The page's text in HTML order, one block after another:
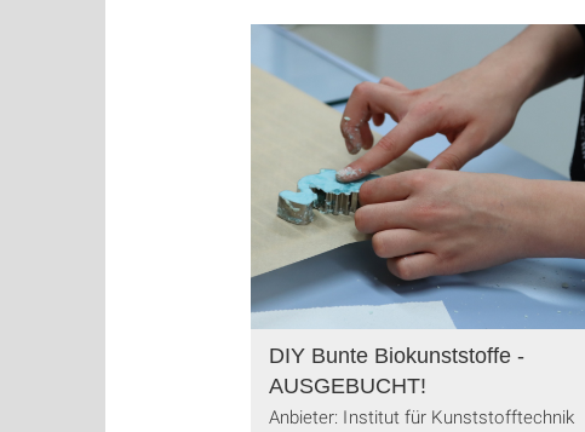
DIY Bunte Biokunststoffe -
AUSGEBUCHT!
Anbieter: Institut für Kunststofftechnik